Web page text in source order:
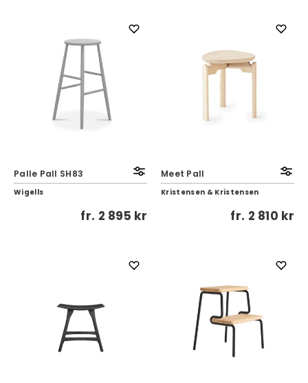
Palle Pall SH83
Wigells
fr. 2 895 kr
Meet Pall
Kristensen & Kristensen
fr. 2 810 kr